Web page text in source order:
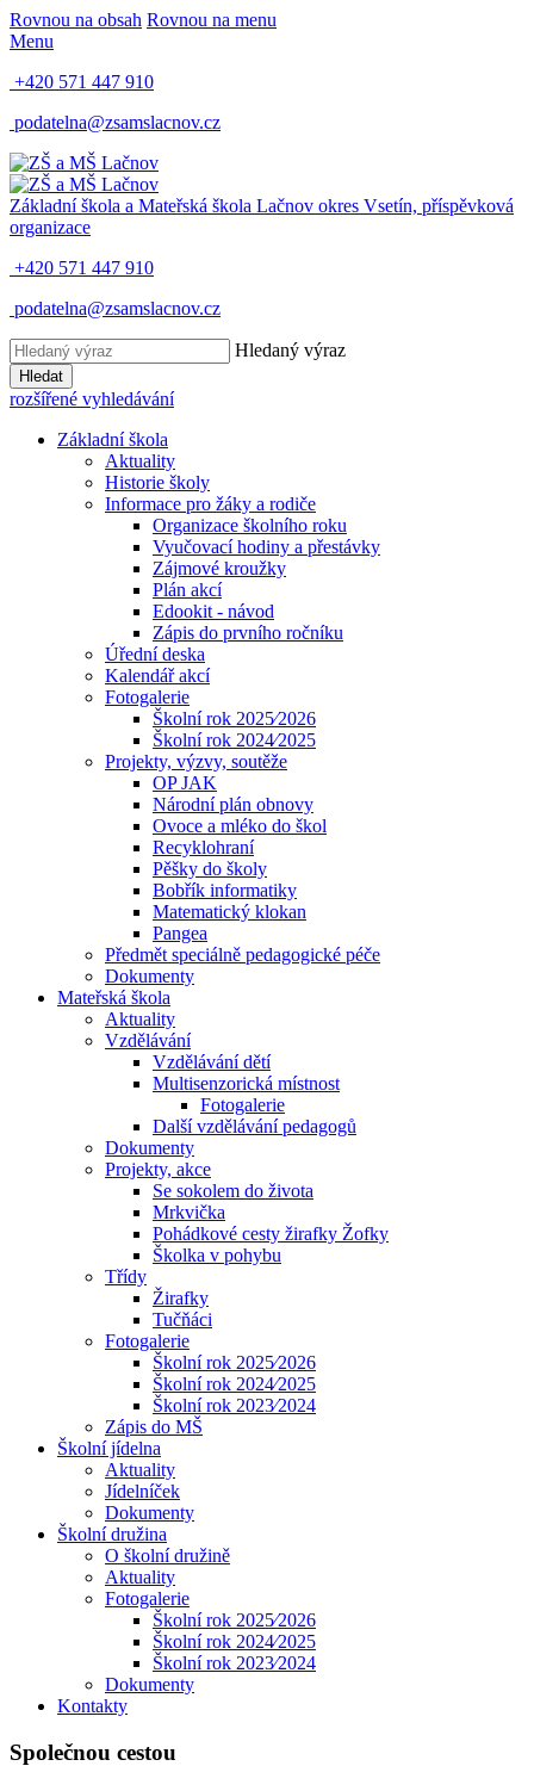
Rovnou na obsah Rovnou na menu
Menu
+420 571 447 910
podatelna@zsamslacnov.cz
Základní škola a Mateřská škola Lačnov okres Vsetín, příspěvková
organizace
+420 571 447 910
podatelna@zsamslacnov.cz
Hledaný výraz
Hledat
rozšířené vyhledávání
Základní škola
Aktuality
Historie školy
Informace pro žáky a rodiče
Organizace školního roku
Vyučovací hodiny a přestávky
Zájmové kroužky
Plán akcí
Edookit - návod
Zápis do prvního ročníku
Úřední deska
Kalendář akcí
Fotogalerie
Školní rok 2025⁄2026
Školní rok 2024⁄2025
Projekty, výzvy, soutěže
OP JAK
Národní plán obnovy
Ovoce a mléko do škol
Recyklohraní
Pěšky do školy
Bobřík informatiky
Matematický klokan
Pangea
Předmět speciálně pedagogické péče
Dokumenty
Mateřská škola
Aktuality
Vzdělávání
Vzdělávání dětí
Multisenzorická místnost
Fotogalerie
Další vzdělávání pedagogů
Dokumenty
Projekty, akce
Se sokolem do života
Mrkvička
Pohádkové cesty žirafky Žofky
Školka v pohybu
Třídy
Žirafky
Tučňáci
Fotogalerie
Školní rok 2025⁄2026
Školní rok 2024⁄2025
Školní rok 2023⁄2024
Zápis do MŠ
Školní jídelna
Aktuality
Jídelníček
Dokumenty
Školní družina
O školní družině
Aktuality
Fotogalerie
Školní rok 2025⁄2026
Školní rok 2024⁄2025
Školní rok 2023⁄2024
Dokumenty
Kontakty
Společnou cestou